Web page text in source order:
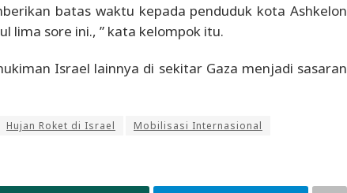
batas waktu kepada penduduk kota Ashkelon
lima sore ini., ” kata kelompok itu.
Israel lainnya di sekitar Gaza menjadi sasaran
Hujan Roket di Israel
Mobilisasi Internasional